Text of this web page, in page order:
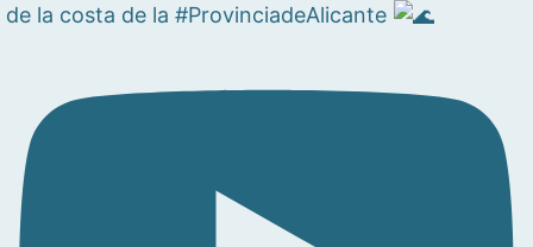
de la costa de la #ProvinciadeAlicante